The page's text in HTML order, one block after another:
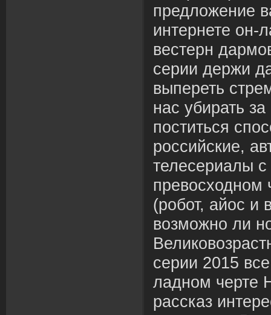
предложение
интернете он-
вестерн
серии держи
выпереть
нас убирать
поститься
российские,
телесериалы с
превосходном
(робот, айос и
возможно ли
серии 2015
ладном черте
рассказ